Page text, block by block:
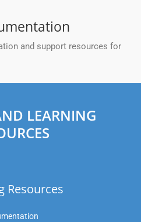
and support resources for
LEARNING
Resources